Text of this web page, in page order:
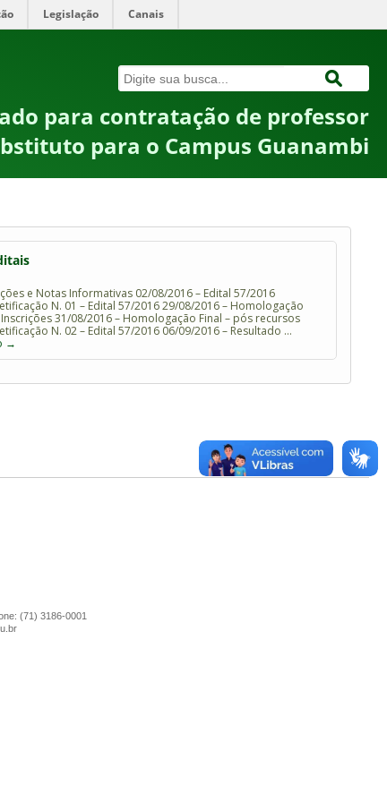
Legislação Canais
para contratação de professor
para o Campus Guanambi
e Notas Informativas 02/08/2016 – Edital 57/2016
N. 01 – Edital 57/2016 29/08/2016 – Homologação
31/08/2016 – Homologação Final – pós recursos
N. 02 – Edital 57/2016 06/09/2016 – Resultado …
→
(71) 3186-0001